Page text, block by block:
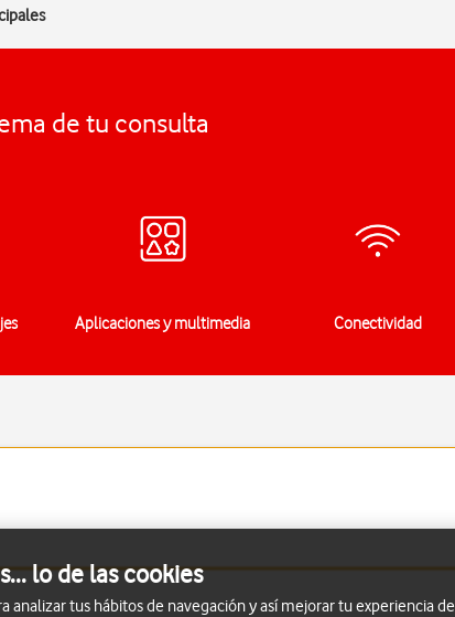
de tu consulta
Aplicaciones y multimedia Conectividad
lo de las cookies
analizar tus hábitos de navegación y así mejorar tu experiencia de